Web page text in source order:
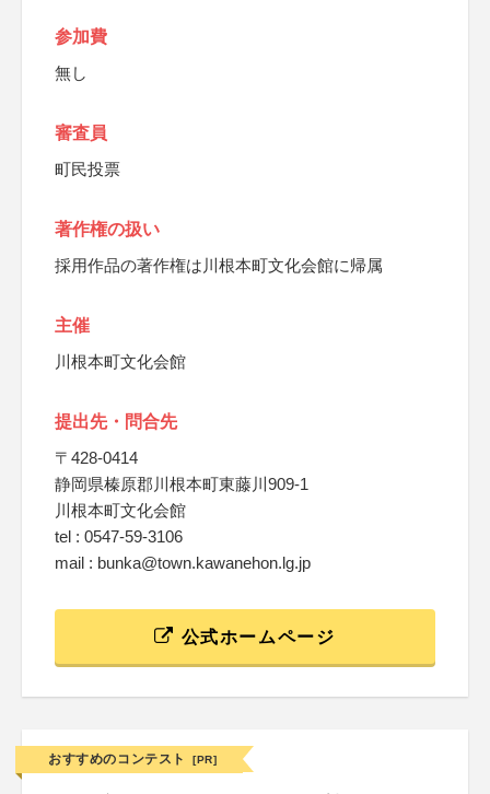
参加費
無し
審査員
町民投票
著作権の扱い
採用作品の著作権は川根本町文化会館に帰属
主催
川根本町文化会館
提出先・問合先
〒428-0414
静岡県榛原郡川根本町東藤川909-1
川根本町文化会館
tel : 0547-59-3106
mail : bunka@town.kawanehon.lg.jp
公式ホームページ
おすすめのコンテスト [PR]